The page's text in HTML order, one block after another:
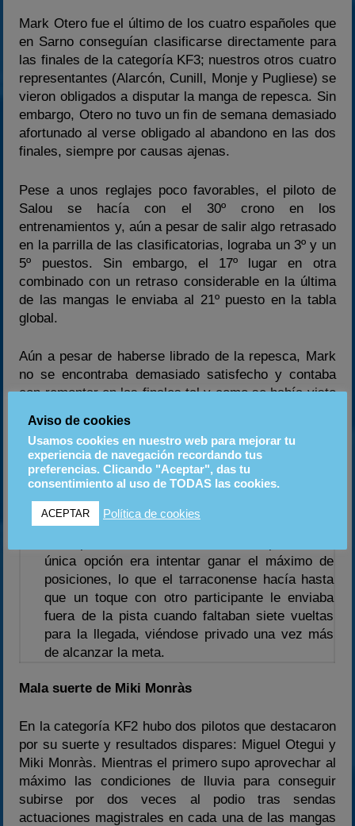
Mark Otero fue el último de los cuatro españoles que
en Sarno conseguían clasificarse directamente para
las finales de la categoría KF3; nuestros otros cuatro
representantes (Alarcón, Cunill, Monje y Pugliese) se
vieron obligados a disputar la manga de repesca. Sin
embargo, Otero no tuvo un fin de semana demasiado
afortunado al verse obligado al abandono en las dos
finales, siempre por causas ajenas.
Pese a unos reglajes poco favorables, el piloto de
Salou se hacía con el 30º crono en los
entrenamientos y, aún a pesar de salir algo retrasado
en la parrilla de las clasificatorias, lograba un 3º y un
5º puestos. Sin embargo, el 17º lugar en otra
combinado con un retraso considerable en la última
de las mangas le enviaba al 21º puesto en la tabla
global.
Aún a pesar de haberse librado de la repesca, Mark
no se encontraba demasiado satisfecho y contaba
con remontar en las finales tal y como se había visto
Pero esta vez la suerte no quiso sonreirle y la
bujía de su kart se engrasaba en la salida de la
manga inicial, deteniéndose irremisiblemente
unos metros después de pasar la línea de salida
y viéndose obligado a abandonar. En la segunda
única opción era intentar ganar el máximo de
posiciones, lo que el tarraconense hacía hasta
que un toque con otro participante le enviaba
fuera de la pista cuando faltaban siete vueltas
para la llegada, viéndose privado una vez más
de alcanzar la meta.
Mala suerte de Miki Monràs
En la categoría KF2 hubo dos pilotos que destacaron
por su suerte y resultados dispares: Miguel Otegui y
Miki Monràs. Mientras el primero supo aprovechar al
máximo las condiciones de lluvia para conseguir
subirse por dos veces al podio tras sendas
actuaciones magistrales en cada una de las mangas
Aviso de cookies
Usamos cookies en nuestro web para mejorar tu
experiencia de navegación recordando tus
preferencias. Clicando "Aceptar", das tu
consentimiento al uso de TODAS las cookies.
ACEPTAR Política de cookies